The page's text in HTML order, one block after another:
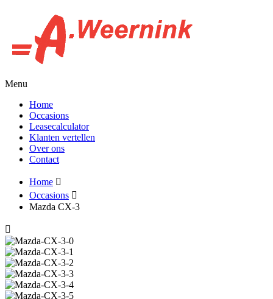
Menu
Home
Occasions
Leasecalculator
Klanten vertellen
Over ons
Contact
Home
Occasions
Mazda CX-3